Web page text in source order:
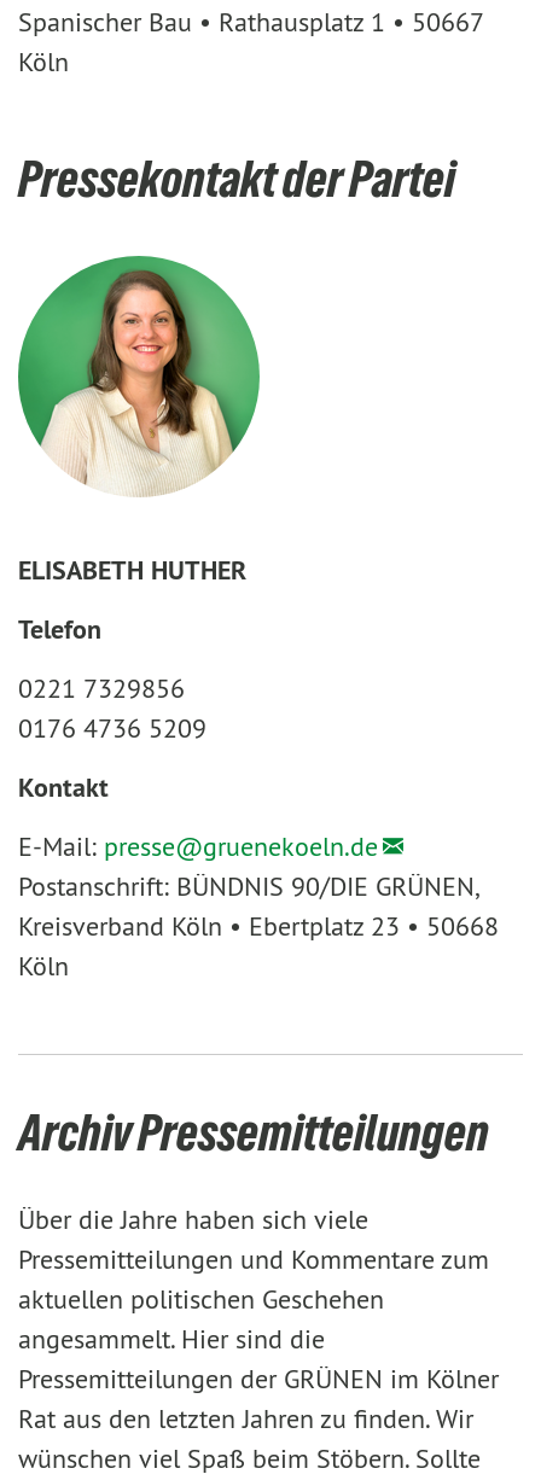
Spanischer Bau • Rathausplatz 1 • 50667
Köln
Pressekontakt der Partei
ELISABETH HUTHER
Telefon
0221 7329856
0176 4736 5209
Kontakt
E-Mail: presse@gruenekoeln.de
Postanschrift: BÜNDNIS 90/DIE GRÜNEN,
Kreisverband Köln • Ebertplatz 23 • 50668
Köln
Archiv Pressemitteilungen
Über die Jahre haben sich viele
Pressemitteilungen und Kommentare zum
aktuellen politischen Geschehen
angesammelt. Hier sind die
Pressemitteilungen der GRÜNEN im Kölner
Rat aus den letzten Jahren zu finden. Wir
wünschen viel Spaß beim Stöbern. Sollte